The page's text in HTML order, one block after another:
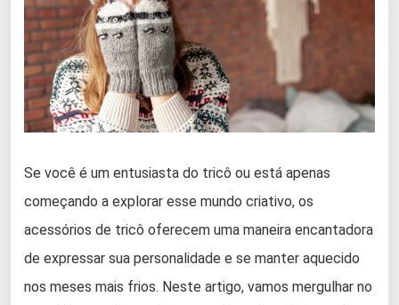
Se você é um entusiasta do tricô ou está apenas
começando a explorar esse mundo criativo, os
acessórios de tricô oferecem uma maneira encantadora
de expressar sua personalidade e se manter aquecido
nos meses mais frios. Neste artigo, vamos mergulhar no